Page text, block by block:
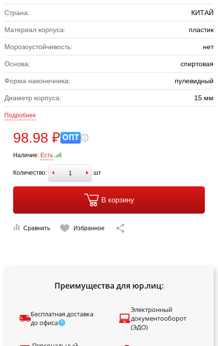
Страна: КИТАЙ
Материал корпуса: пластик
Морозоустойчивость: нет
Основа: спиртовая
Форма наконечника: пулевидный
Диаметр корпуса: 15 мм
Подробнее
98.98 ₽ ОПТ
Наличие: Есть
Количество: шт
В корзину
Сравнить Избранное
Преимущества для юр.лиц:
Бесплатная доставка
до офиса
Электронный
документооборот
(ЭДО)